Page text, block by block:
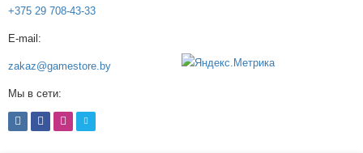
+375 29 708-43-33
E-mail:
zakaz@gamestore.by
Мы в сети: